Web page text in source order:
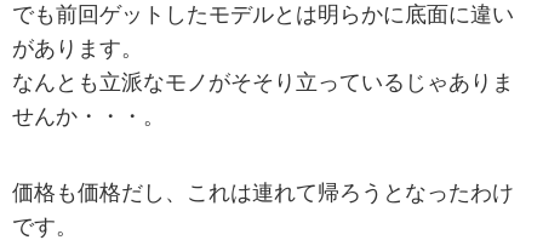
でも前回ゲットしたモデルとは明らかに底面に違い
があります。
なんとも立派なモノがそそり立っているじゃありま
せんか・・・。
価格も価格だし、これは連れて帰ろうとなったわけ
です。